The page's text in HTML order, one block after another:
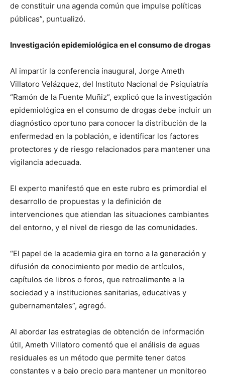
de constituir una agenda común que impulse políticas
públicas”, puntualizó.
Investigación epidemiológica en el consumo de drogas
Al impartir la conferencia inaugural, Jorge Ameth
Villatoro Velázquez, del Instituto Nacional de Psiquiatría
“Ramón de la Fuente Muñiz”, explicó que la investigación
epidemiológica en el consumo de drogas debe incluir un
diagnóstico oportuno para conocer la distribución de la
enfermedad en la población, e identificar los factores
protectores y de riesgo relacionados para mantener una
vigilancia adecuada.
El experto manifestó que en este rubro es primordial el
desarrollo de propuestas y la definición de
intervenciones que atiendan las situaciones cambiantes
del entorno, y el nivel de riesgo de las comunidades.
“El papel de la academia gira en torno a la generación y
difusión de conocimiento por medio de artículos,
capítulos de libros o foros, que retroalimente a la
sociedad y a instituciones sanitarias, educativas y
gubernamentales”, agregó.
Al abordar las estrategias de obtención de información
útil, Ameth Villatoro comentó que el análisis de aguas
residuales es un método que permite tener datos
constantes y a bajo precio para mantener un monitoreo